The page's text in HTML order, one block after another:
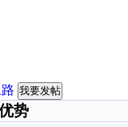
我要发帖
势